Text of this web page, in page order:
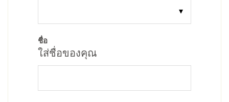
ชื่อ
ใส่ชื่อของคุณ